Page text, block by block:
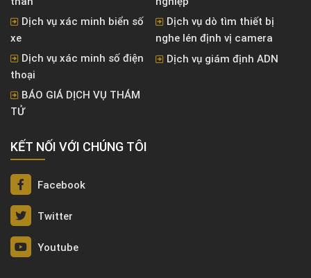
Dịch vụ xác minh biển số
xe
Dịch vụ dò tìm thiết bị
nghe lén định vị camera
Dịch vụ xác minh số điện
thoại
Dịch vụ giám định ADN
BÁO GIÁ DỊCH VỤ THÁM
TỬ
KẾT NỐI VỚI CHÚNG TÔI
Facebook
Twitter
Youtube